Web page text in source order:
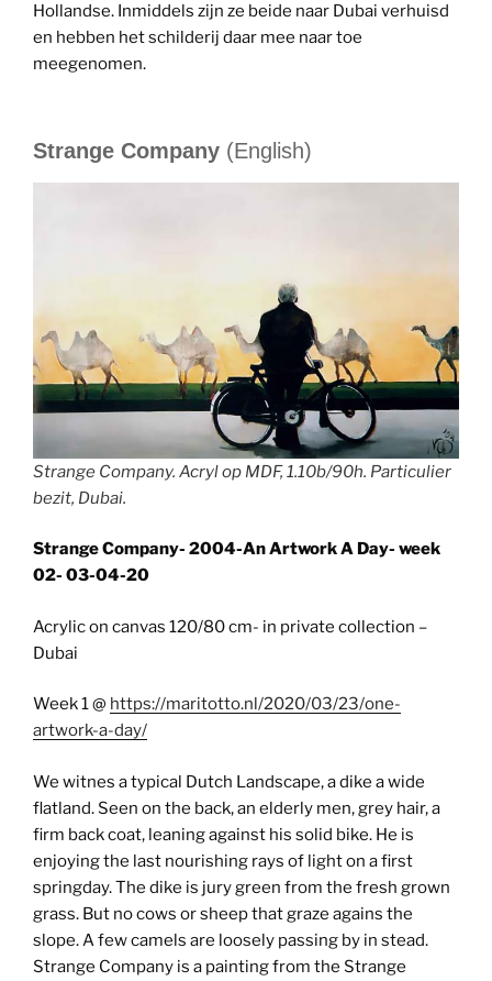
Hollandse. Inmiddels zijn ze beide naar Dubai verhuisd
en hebben het schilderij daar mee naar toe
meegenomen.
Strange Company (English)
Strange Company. Acryl op MDF, 1.10b/90h. Particulier
bezit, Dubai.
Strange Company- 2004-An Artwork A Day- week
02- 03-04-20
Acrylic on canvas 120/80 cm- in private collection –
Dubai
Week 1 @ https://maritotto.nl/2020/03/23/one-
artwork-a-day/
We witnes a typical Dutch Landscape, a dike a wide
flatland. Seen on the back, an elderly men, grey hair, a
firm back coat, leaning against his solid bike. He is
enjoying the last nourishing rays of light on a first
springday. The dike is jury green from the fresh grown
grass. But no cows or sheep that graze agains the
slope. A few camels are loosely passing by in stead.
Strange Company is a painting from the Strange